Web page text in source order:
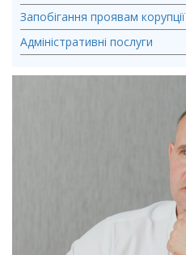
Запобігання проявам корупції
Адміністративні послуги